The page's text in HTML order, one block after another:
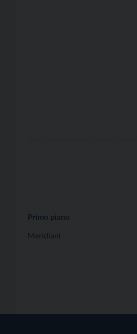
Primo piano
Meridiani